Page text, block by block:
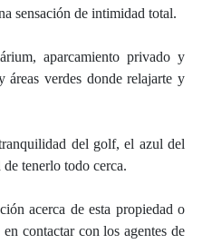
sensación de intimidad total.
aparcamiento privado y
áreas verdes donde relajarte y
del golf, el azul del
tenerlo todo cerca.
acerca de esta propiedad o
contactar con los agentes de